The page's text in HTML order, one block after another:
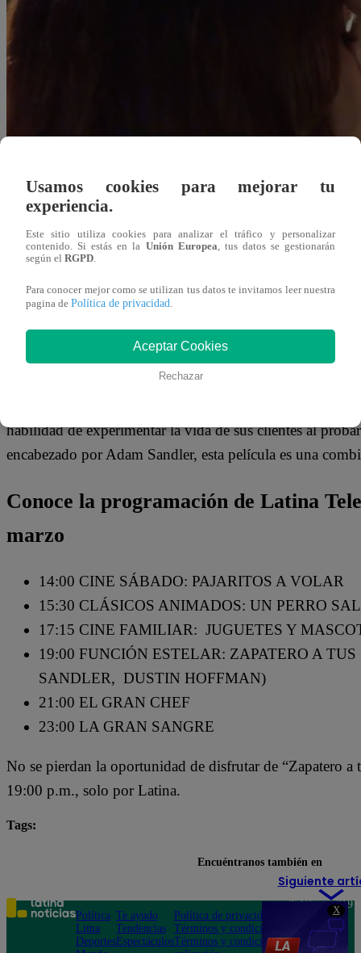
X
Alejandra Sanchez A.
14 de marzo 2024
zapatos”, protagonizada por Adam Sandler. La
mundo, promete una noche llena de risas y
habilidad de experimentar la vida de sus clientes al
encabezado por Adam Sandler, esta película es una
Conoce la programación de Latina
marzo
14:00 CINE SÁBADO: PAJARITOS A VOLAR
15:30 CLÁSICOS ANIMADOS: UN PERRO
17:15 CINE FAMILIAR: JUGUETES Y
19:00 FUNCIÓN ESTELAR: ZAPATERO A
SANDLER, DUSTIN HOFFMAN)
21:00 EL GRAN CHEF
23:00 LA GRAN SANGRE
No se pierdan la oportunidad de disfrutar de “Zapatero a
19:00 p.m., solo por Latina.
Tags:
Siguiente
Usamos cookies para mejorar tu
experiencia.
Este sitio utiliza cookies para analizar el tráfico y personalizar
contenido. Si estás en la Unión Europea , tus datos se gestionarán
según el RGPD
Para conocer mejor como se utilizan tus datos te invitamos leer nuestra
pagina de Política de privacidad
Aceptar Cookies
Rechazar
Encuéntranos también en
Política
Lima
Deportes
Te ayudo
Tendencias
Espectáculos
Política de privacidad
Términos y condiciones
Términos y condiciones
Teléfono: 219
Av. San
Felipe 968